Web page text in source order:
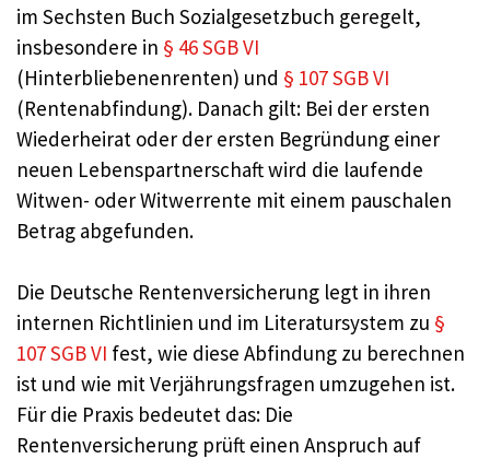
im Sechsten Buch Sozialgesetzbuch geregelt,
insbesondere in § 46 SGB VI
(Hinterbliebenenrenten) und § 107 SGB VI
(Rentenabfindung). Danach gilt: Bei der ersten
Wiederheirat oder der ersten Begründung einer
neuen Lebenspartnerschaft wird die laufende
Witwen- oder Witwerrente mit einem pauschalen
Betrag abgefunden.
Die Deutsche Rentenversicherung legt in ihren
internen Richtlinien und im Literatursystem zu §
107 SGB VI fest, wie diese Abfindung zu berechnen
ist und wie mit Verjährungsfragen umzugehen ist.
Für die Praxis bedeutet das: Die
Rentenversicherung prüft einen Anspruch auf